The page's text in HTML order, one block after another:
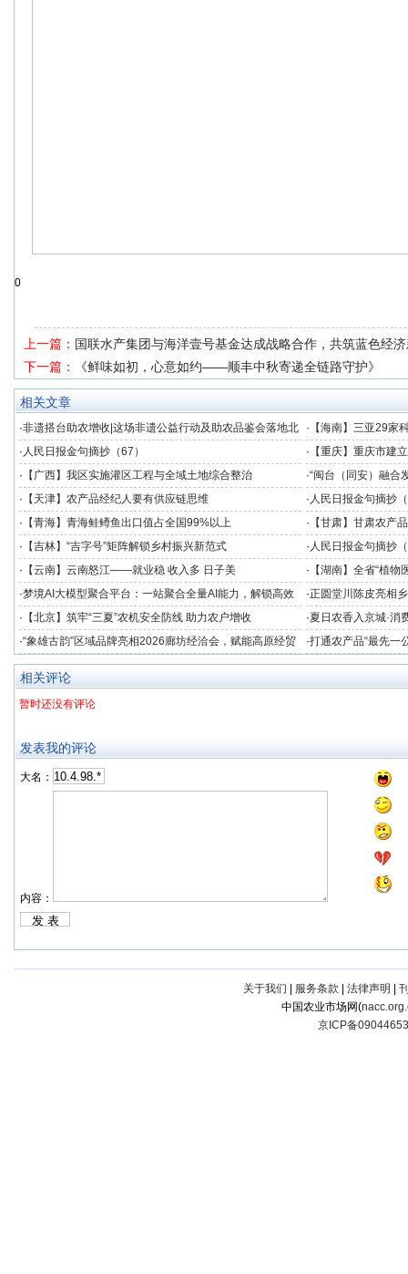
0
上一篇： 国联水产集团与海洋壹号基金达成战略合作，共筑蓝色经
下一篇：
《鲜味如初，心意如约——顺丰中秋寄递全链路守护》
相关文章
·非遗搭台助农增收|这场非遗公益行动及助农品鉴会落地北
京
· 【海南】三亚29家
· 人民日报金句摘抄（67） · 【重庆】重庆市建
度
· 【广西】我区实施灌区工程与全域土地综合整治 ·“闽台（同安）融合
发展提供数据支撑
· 【天津】农产品经纪人要有供应链思维 · 人民日报金句摘抄
· 【青海】青海鲑鳟鱼出口值占全国99%以上 · 【甘肃】甘肃农产
· 【吉林】“吉字号”矩阵解锁乡村振兴新范式 · 人民日报金句摘抄
· 【云南】云南怒江——就业稳 收入多 日子美 · 【湖南】全省“植
竞技
·梦境AI大模型聚合平台：一站聚合全量AI能力，解锁高效
创作新境界
·正圆堂川陈皮亮相
注获群众点赞
· 【北京】筑牢“三夏”农机安全防线 助力农户增收 ·夏日农香入京城·
助农专场品鉴会在北
·“象雄古韵”区域品牌亮相2026廊坊经洽会，赋能高原经贸
协同发展
·打通农产品“最先一
业冷链中心落成
相关评论
暂时还没有评论
发表我的评论
大名：
内容：
关于我们 服务条款 法律声明
中国农业市场网(
京ICP备